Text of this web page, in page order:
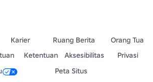
Karier Ruang Berita
Orang Tua
Ketentuan Aksesibilitas
Privasi
Peta Situs